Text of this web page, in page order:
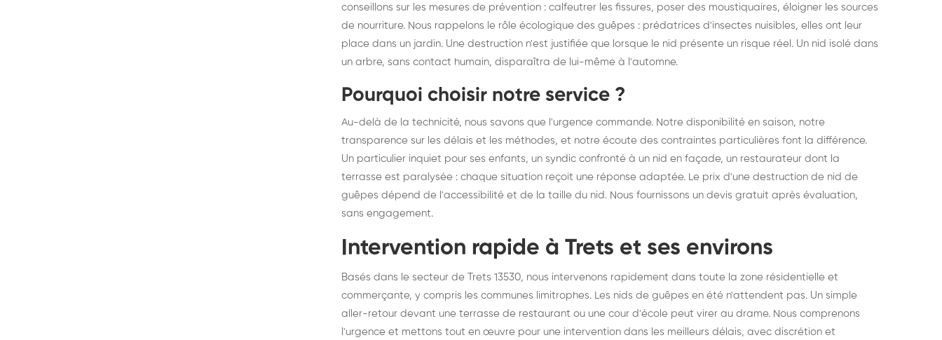
conseillons sur les mesures de prévention : calfeutrer les fissures, poser des moustiquaires, éloigner les sources
de nourriture. Nous rappelons le rôle écologique des guêpes : prédatrices d'insectes nuisibles, elles ont leur
place dans un jardin. Une destruction n'est justifiée que lorsque le nid présente un risque réel. Un nid isolé dans
un arbre, sans contact humain, disparaîtra de lui-même à l'automne.
Pourquoi choisir notre service ?
Au-delà de la technicité, nous savons que l'urgence commande. Notre disponibilité en saison, notre
transparence sur les délais et les méthodes, et notre écoute des contraintes particulières font la différence.
Un particulier inquiet pour ses enfants, un syndic confronté à un nid en façade, un restaurateur dont la
terrasse est paralysée : chaque situation reçoit une réponse adaptée. Le prix d'une destruction de nid de
guêpes dépend de l'accessibilité et de la taille du nid. Nous fournissons un devis gratuit après évaluation,
sans engagement.
Intervention rapide à Trets et ses environs
Basés dans le secteur de Trets 13530, nous intervenons rapidement dans toute la zone résidentielle et
commerçante, y compris les communes limitrophes. Les nids de guêpes en été n'attendent pas. Un simple
aller-retour devant une terrasse de restaurant ou une cour d'école peut virer au drame. Nous comprenons
l'urgence et mettons tout en œuvre pour une intervention dans les meilleurs délais, avec discrétion et